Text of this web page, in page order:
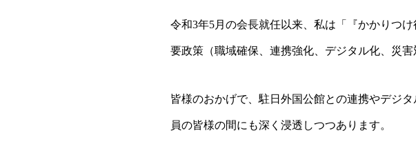
令和3年5月の会長就任以来、私は「『かかりつ
要政策（職域確保、連携強化、デジタル化、災
皆様のおかげで、駐日外国公館との連携やデジ
員の皆様の間にも深く浸透しつつあります。